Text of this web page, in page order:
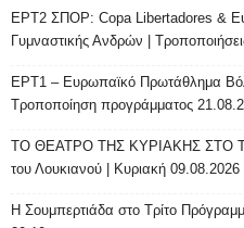
ΕΡΤ2 ΣΠΟΡ: Copa Libertadores &
Γυμναστικής Ανδρών |
ΕΡΤ1 – Ευρωπαϊκό Πρωτάθλημα
Τροποποίηση προγράμματος
ΤΟ ΘΕΑΤΡΟ ΤΗΣ ΚΥΡΙΑΚΗΣ ΣΤΟ
του Λουκιανού | Κυριακή 09.08.2026
H Σουμπερτιάδα στο Τρίτο